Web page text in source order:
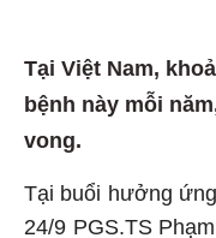
Tại Việt Nam,
bệnh này mỗi
vong.
Tại buổi hưởng ứng
24/9 PGS.TS